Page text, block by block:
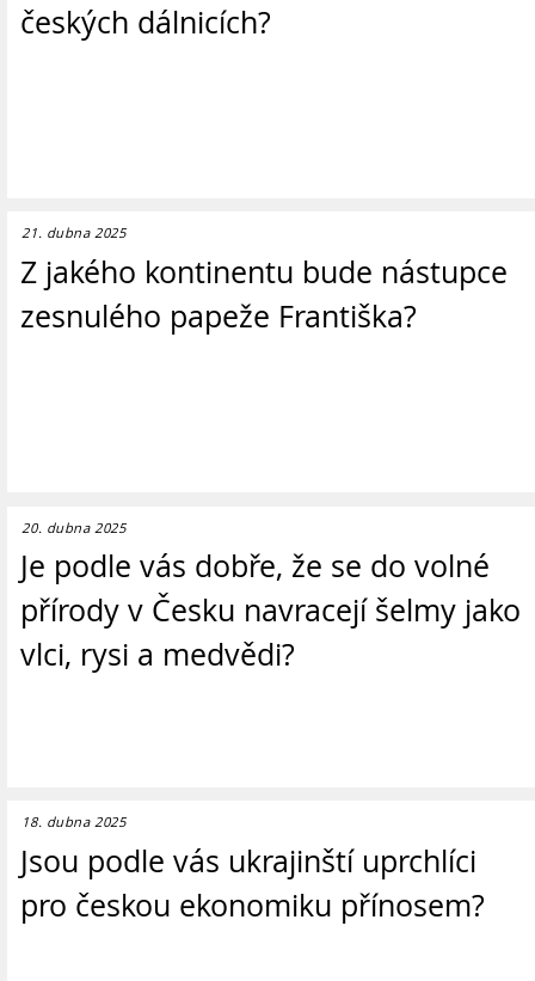
českých dálnicích?
21. dubna 2025
Z jakého kontinentu bude nástupce
zesnulého papeže Františka?
20. dubna 2025
Je podle vás dobře, že se do volné
přírody v Česku navracejí šelmy jako
vlci, rysi a medvědi?
18. dubna 2025
Jsou podle vás ukrajinští uprchlíci
pro českou ekonomiku přínosem?